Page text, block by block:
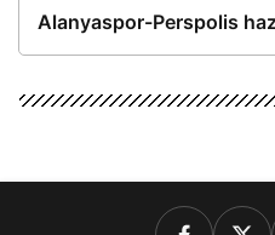
Alanyaspor-Perspolis